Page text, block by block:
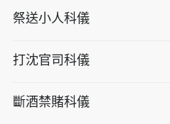
祭送小人科儀
打沈官司科儀
斷酒禁賭科儀